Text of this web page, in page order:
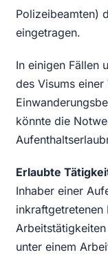
Polizeibeamten)
eingetragen.
In einigen Fällen
des Visums
könnte die
Erlaubte
Inhaber einer
inkraftgetretenen
unter einem